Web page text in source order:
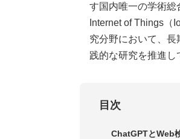
す国内唯一の学術総
Internet of Things（
究分野において、
践的な研究を推進し
目次
ChatGPTとWeb